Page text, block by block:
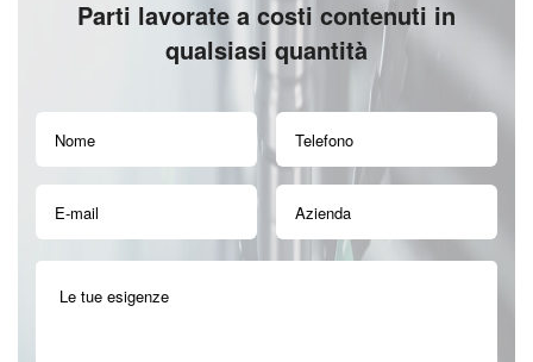
Parti lavorate a costi contenuti in
qualsiasi quantità